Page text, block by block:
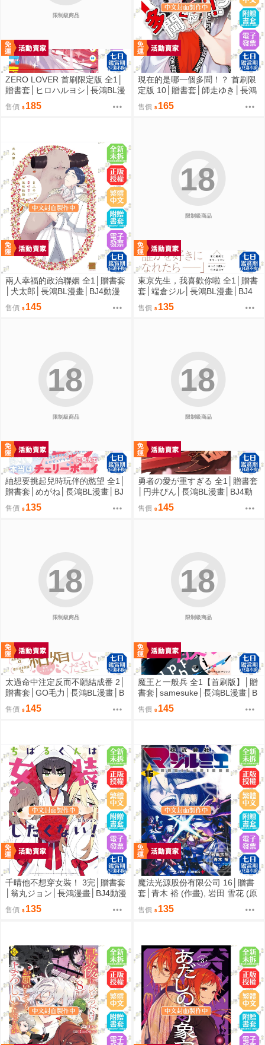
限制級商品
ZERO LOVER 首刷限定版 全1│
贈書套│ヒロハルヨシ│長鴻BL漫
畫│BJ4動漫
售價 185
現在的是哪一個多聞！？ 首刷限
定版 10│贈書套│師走ゆき│長鴻
漫畫│BJ4動漫
售價 165
兩人幸福的政治聯姻 全1│贈書套
│犬太郎│長鴻BL漫畫│BJ4動漫
售價 145
限制級商品
18
東京先生，我喜歡你啦 全1│贈書
套│端倉ジル│長鴻BL漫畫│BJ4
售價 135
限制級商品
18
紬想要挑起兒時玩伴的慾望 全1│
贈書套│めがね│長鴻BL漫畫│BJ
4動漫
售價 135
限制級商品
18
勇者の愛が重すぎる 全1│贈書套
│円井ぴん│長鴻BL漫畫│BJ4動
漫
售價 145
限制級商品
18
太過命中注定反而不願結成番 2│
贈書套│GO毛力│長鴻BL漫畫│B
J4動漫
售價 145
限制級商品
18
魔王と一般兵 全1【首刷版】│贈
書套│samesuke│長鴻BL漫畫│B
J4動漫
售價 145
千晴他不想穿女裝！ 3完│贈書套
│翁丸ジョン│長鴻漫畫│BJ4動漫
售價 135
魔法光源股份有限公司 16│贈書
套│青木 裕 (作畫), 岩田 雪花 (原
作)│長鴻漫畫│BJ4動漫
售價 135